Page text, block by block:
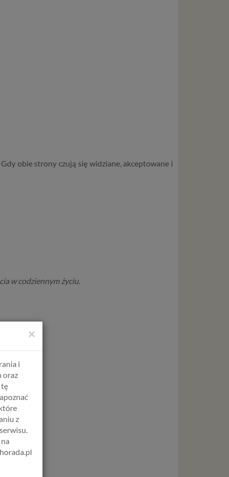
obie strony czują się widziane, akceptowane i
w codziennym życiu.
×
i
oraz
z